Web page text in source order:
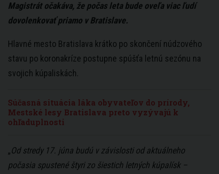
Magistrát očakáva, že počas leta bude oveľa viac ľudí
dovolenkovať priamo v Bratislave.
Hlavné mesto Bratislava krátko po skončení núdzového
stavu po koronakríze postupne spúšťa letnú sezónu na
svojich kúpaliskách.
Súčasná situácia láka obyvateľov do prírody,
Mestské lesy Bratislava preto vyzývajú k
ohľaduplnosti
„Od stredy 17. júna budú v závislosti od aktuálneho
počasia spustené štyri zo šiestich letných kúpalísk –